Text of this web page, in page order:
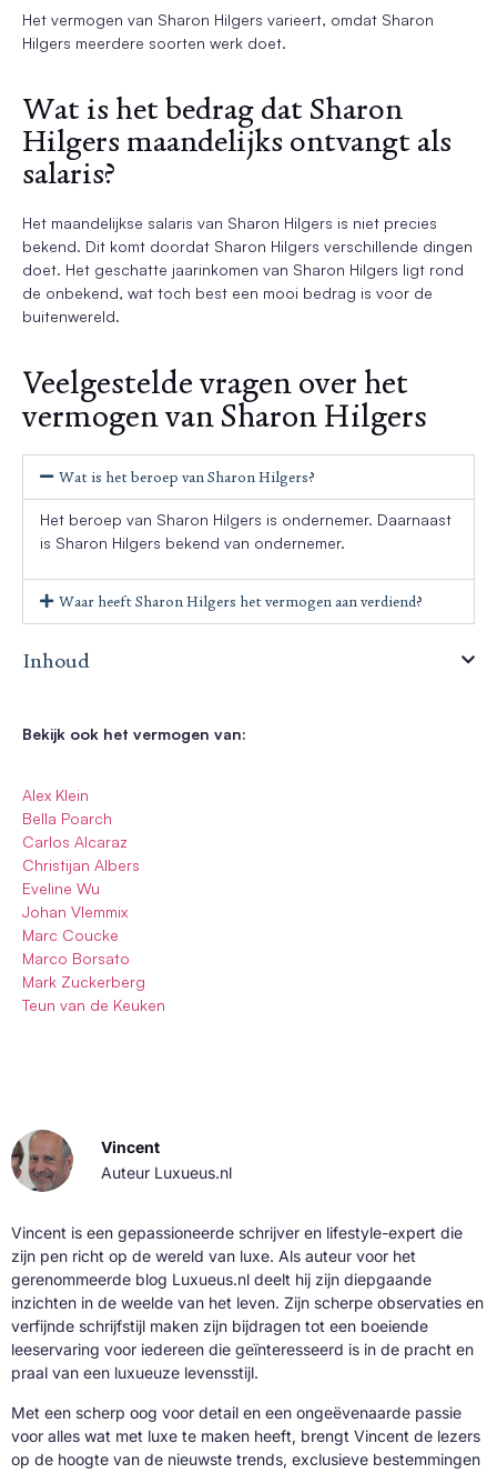
Het vermogen van Sharon Hilgers varieert, omdat Sharon
Hilgers meerdere soorten werk doet.
Wat is het bedrag dat Sharon
Hilgers maandelijks ontvangt als
salaris?
Het maandelijkse salaris van Sharon Hilgers is niet precies
bekend. Dit komt doordat Sharon Hilgers verschillende dingen
doet. Het geschatte jaarinkomen van Sharon Hilgers ligt rond
de onbekend, wat toch best een mooi bedrag is voor de
buitenwereld.
Veelgestelde vragen over het
vermogen van Sharon Hilgers
Wat is het beroep van Sharon Hilgers?
Het beroep van Sharon Hilgers is ondernemer. Daarnaast
is Sharon Hilgers bekend van ondernemer.
Waar heeft Sharon Hilgers het vermogen aan verdiend?
Inhoud
Bekijk ook het vermogen van:
Alex Klein
Bella Poarch
Carlos Alcaraz
Christijan Albers
Eveline Wu
Johan Vlemmix
Marc Coucke
Marco Borsato
Mark Zuckerberg
Teun van de Keuken
Vincent
Auteur Luxueus.nl
Vincent is een gepassioneerde schrijver en lifestyle-expert die
zijn pen richt op de wereld van luxe. Als auteur voor het
gerenommeerde blog Luxueus.nl deelt hij zijn diepgaande
inzichten in de weelde van het leven. Zijn scherpe observaties en
verfijnde schrijfstijl maken zijn bijdragen tot een boeiende
leeservaring voor iedereen die geïnteresseerd is in de pracht en
praal van een luxueuze levensstijl.
Met een scherp oog voor detail en een ongeëvenaarde passie
voor alles wat met luxe te maken heeft, brengt Vincent de lezers
op de hoogte van de nieuwste trends, exclusieve bestemmingen